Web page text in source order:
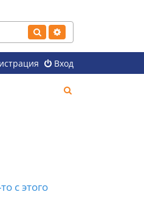
Поиск
Вход
с этого